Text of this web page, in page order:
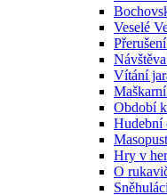
Veselé
Vítání
Období
Hudební
Hry v
O